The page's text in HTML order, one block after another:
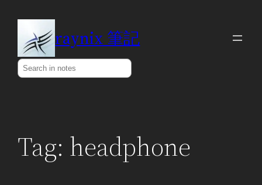
content
raynix 筆記
Search
Tag: headphone